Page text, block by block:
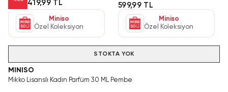
419,99 TL
Miniso
Özel Koleksiyon
599,99 TL
Miniso
Özel Koleksiyon
STOKTA YOK
MINISO
Mikko Lisanslı Kadın Parfüm 30 ML Pembe